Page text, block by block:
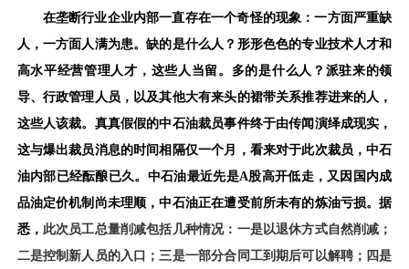
在垄断行业企业内部一直存在一个奇怪的现象：一方面严重缺
人，一方面人满为患。缺的是什么人？形形色色的专业技术人才和
高水平经营管理人才，这些人当留。 多的是什么人 ？派驻来的领
导、 行政管理人员，以及其他大有来头的裙带关系推荐进来的人 ，
这些人该裁。 真真假假的中石油裁员事件终于由传闻演绎成现实 ，
这与爆出裁员消息的时间相隔仅一个月，看来对于此次裁员，中石
油内部已经酝酿已久。 中石油最近先是A股高开低走，又因国内成
品油定价机制尚未理顺，中石油正在遭受前所未有的炼油亏损。据
悉， 此次员工总量削减包括几种情况：一是以退休方式自然削减；
二是控制新人员的入口；三是一部分合同工到期后可以解聘；四是